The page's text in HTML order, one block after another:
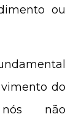
ou
do
não